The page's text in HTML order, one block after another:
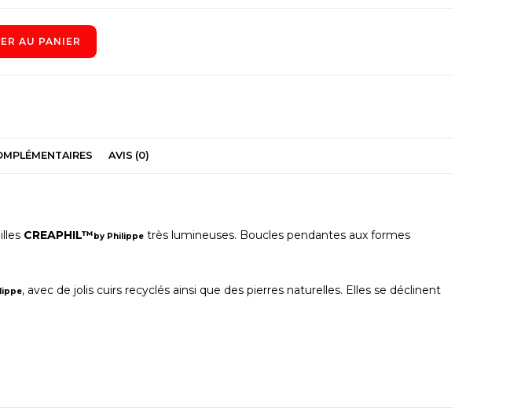
AU PANIER
AVIS (0)
CREAPHIL™by Philippe très lumineuses. Boucles pendantes aux formes
, avec de jolis cuirs recyclés ainsi que des pierres naturelles. Elles se déclinent